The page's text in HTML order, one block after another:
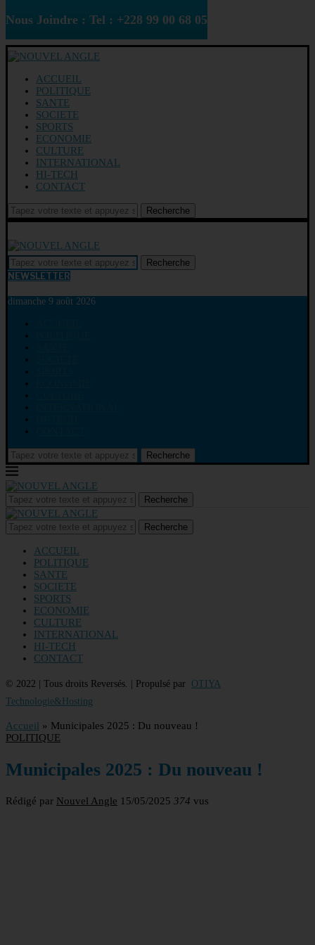
Nous Joindre : Tel : +228 99 00 68 05
ACCUEIL
POLITIQUE
SANTE
SOCIETE
SPORTS
ECONOMIE
CULTURE
INTERNATIONAL
HI-TECH
CONTACT
Recherche
Recherche
NEWSLETTER
dimanche 9 août 2026
Recherche
Recherche
Recherche
ACCUEIL
POLITIQUE
SANTE
SOCIETE
SPORTS
ECONOMIE
CULTURE
INTERNATIONAL
HI-TECH
CONTACT
© 2022 | Tous droits Reversés. | Propulsé par OTIYA
Technologie&Hosting
Accueil » Municipales 2025 : Du nouveau !
POLITIQUE
Municipales 2025 : Du nouveau !
Rédigé par Nouvel Angle 15/05/2025 374 vus